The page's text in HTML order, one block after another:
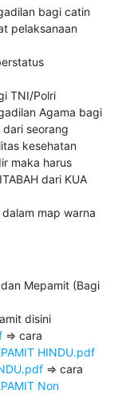
bagi catin
pelaksanaan
TNI/Polri
Agama bagi
seorang
kesehatan
maka harus
dari KUA
map warna
Mepamit (Bagi
disini
=> cara
HINDU.pdf
=> cara
Non